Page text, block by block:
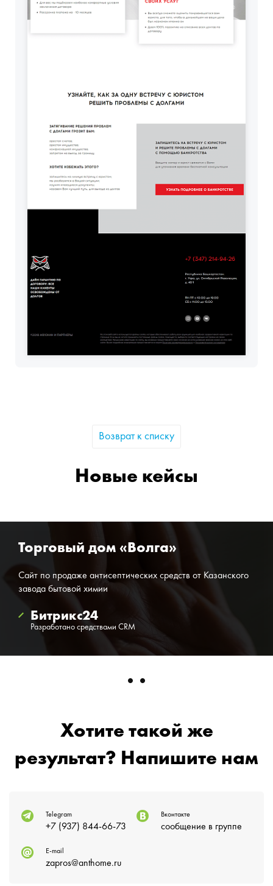
Возврат к списку
Новые кейсы
Битрикс24
Разработано средствами CRM
Торговый дом «Волга»
Сайт по продаже антисептических средств от Казанского
завода бытовой химии
Хотите такой же
результат? Напишите нам
Telegram
+7 (937) 844-66-73
Вконтакте
сообщение в группе
E-mail
zapros@anthome.ru